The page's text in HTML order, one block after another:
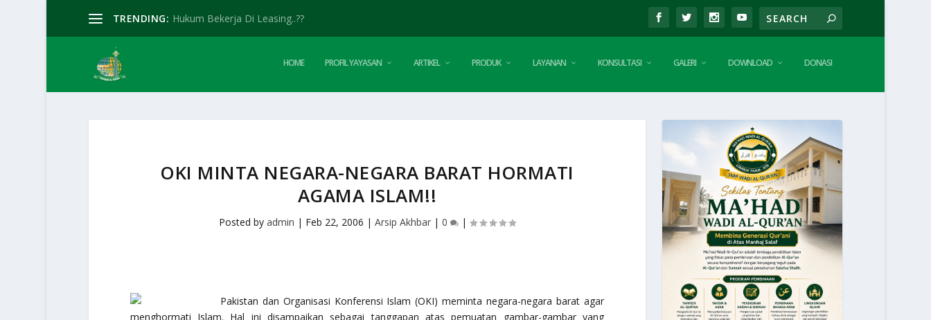
TRENDING: Hukum Bekerja Di Leasing..??
HOME PROFIL YAYASAN ARTIKEL PRODUK LAYANAN KONSULTASI GALERI DOWNLOAD DONASI
OKI MINTA NEGARA-NEGARA BARAT HORMATI
AGAMA ISLAM!!
Posted by admin | Feb 22, 2006 | Arsip Akhbar| 0 |
Pakistan dan Organisasi Konferensi Islam (OKI) meminta negara-negara barat agar
menghormati Islam. Hal ini disampaikan sebagai tanggapan atas pemuatan gambar-gambar yang